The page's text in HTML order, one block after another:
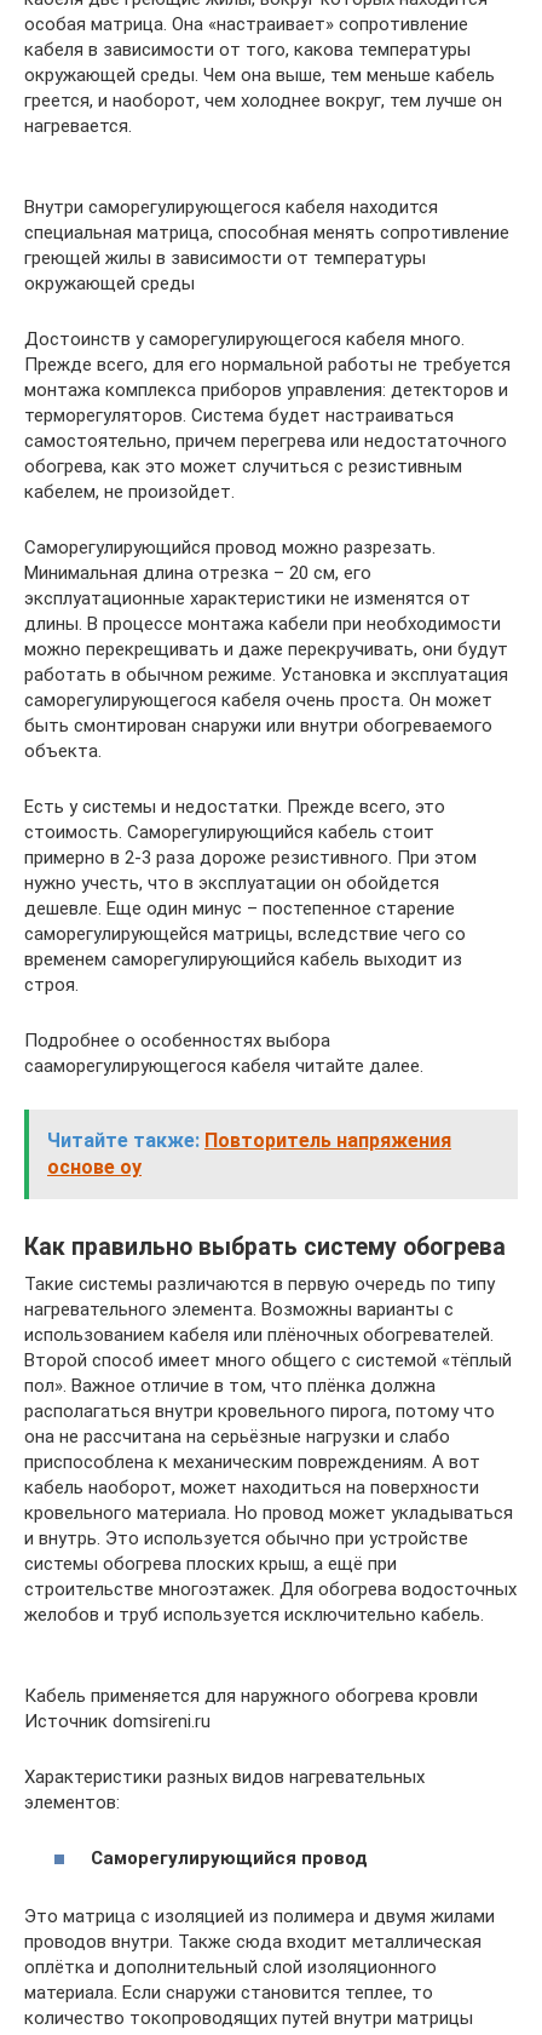
особая матрица. Она «настраивает» сопротивление
кабеля в зависимости от того, какова температуры
окружающей среды. Чем она выше, тем меньше кабель
греется, и наоборот, чем холоднее вокруг, тем лучше он
нагревается.
Внутри саморегулирующегося кабеля находится
специальная матрица, способная менять сопротивление
греющей жилы в зависимости от температуры
окружающей среды
Достоинств у саморегулирующегося кабеля много.
Прежде всего, для его нормальной работы не требуется
монтажа комплекса приборов управления: детекторов и
терморегуляторов. Система будет настраиваться
самостоятельно, причем перегрева или недостаточного
обогрева, как это может случиться с резистивным
кабелем, не произойдет.
Саморегулирующийся провод можно разрезать.
Минимальная длина отрезка – 20 см, его
эксплуатационные характеристики не изменятся от
длины. В процессе монтажа кабели при необходимости
можно перекрещивать и даже перекручивать, они будут
работать в обычном режиме. Установка и эксплуатация
саморегулирующегося кабеля очень проста. Он может
быть смонтирован снаружи или внутри обогреваемого
объекта.
Есть у системы и недостатки. Прежде всего, это
стоимость. Саморегулирующийся кабель стоит
примерно в 2-3 раза дороже резистивного. При этом
нужно учесть, что в эксплуатации он обойдется
дешевле. Еще один минус – постепенное старение
саморегулирующейся матрицы, вследствие чего со
временем саморегулирующийся кабель выходит из
строя.
Подробнее о особенностях выбора
сааморегулирующегося кабеля читайте далее.
Читайте также: Повторитель напряжения
основе оу
Как правильно выбрать систему обогрева
Такие системы различаются в первую очередь по типу
нагревательного элемента. Возможны варианты с
использованием кабеля или плёночных обогревателей.
Второй способ имеет много общего с системой «тёплый
пол». Важное отличие в том, что плёнка должна
располагаться внутри кровельного пирога, потому что
она не рассчитана на серьёзные нагрузки и слабо
приспособлена к механическим повреждениям. А вот
кабель наоборот, может находиться на поверхности
кровельного материала. Но провод может укладываться
и внутрь. Это используется обычно при устройстве
системы обогрева плоских крыш, а ещё при
строительстве многоэтажек. Для обогрева водосточных
желобов и труб используется исключительно кабель.
Кабель применяется для наружного обогрева кровли
Источник domsireni.ru
Характеристики разных видов нагревательных
элементов:
Саморегулирующийся провод
Это матрица с изоляцией из полимера и двумя жилами
проводов внутри. Также сюда входит металлическая
оплётка и дополнительный слой изоляционного
материала. Если снаружи становится теплее, то
количество токопроводящих путей внутри матрицы